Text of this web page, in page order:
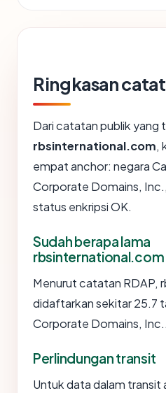
Ringkasan
Dari catatan publik yang
rbsinternational.com,
empat anchor: negara
Corporate Domains,
status enkripsi OK.
Sudah berapa lama
rbsinternational.com
Menurut catatan RDAP,
didaftarkan sekitar 25.7
Corporate Domains, Inc..
Perlindungan transit
Untuk data dalam transit